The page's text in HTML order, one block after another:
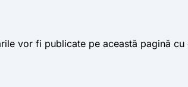
vor fi publicate pe această pagină